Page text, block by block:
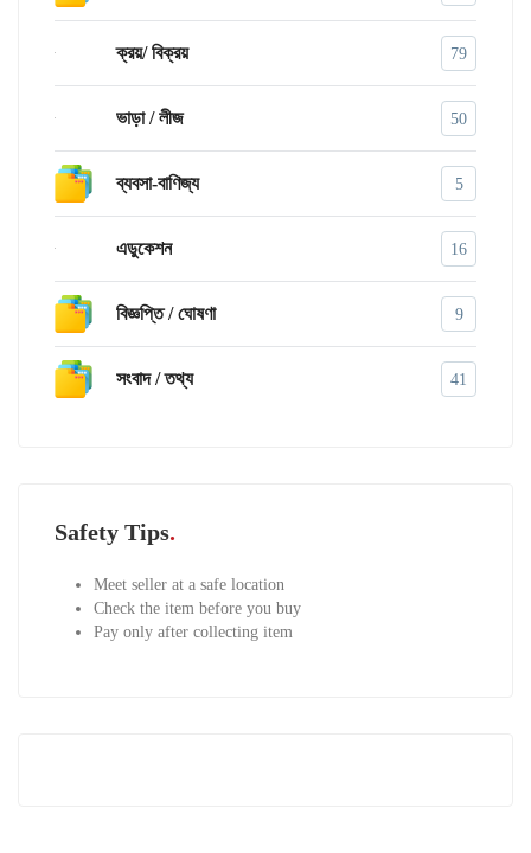
ক্রয়/ বিক্রয় 79
ভাড়া / লীজ 50
ব্যবসা-বাণিজ্য 5
এডুকেশন 16
বিজ্ঞপ্তি / ঘোষণা 9
সংবাদ / তথ্য 41
Safety Tips
Meet seller at a safe location
Check the item before you buy
Pay only after collecting item